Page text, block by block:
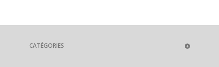
CATÉGORIES